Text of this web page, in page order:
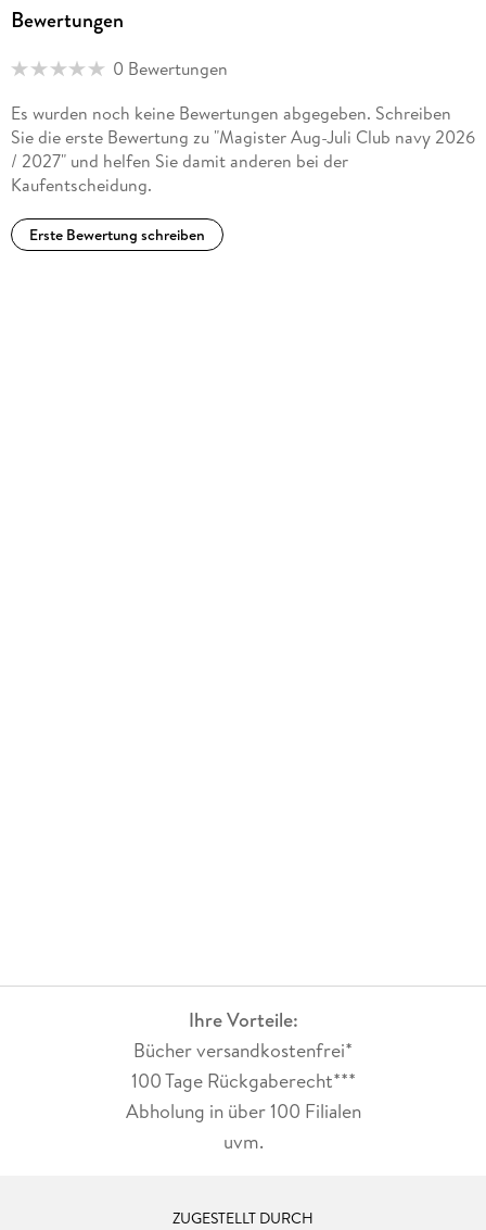
Bewertungen
0 Bewertungen
Es wurden noch keine Bewertungen abgegeben. Schreiben
Sie die erste Bewertung zu "Magister Aug-Juli Club navy 2026
/ 2027" und helfen Sie damit anderen bei der
Kaufentscheidung.
Erste Bewertung schreiben
Ihre Vorteile:
Bücher versandkostenfrei*
100 Tage Rückgaberecht***
Abholung in über 100 Filialen
uvm.
ZUGESTELLT DURCH